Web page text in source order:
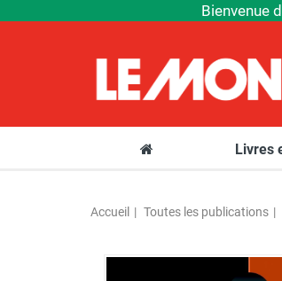
Bienvenue
Livres
Accueil Toutes les publications